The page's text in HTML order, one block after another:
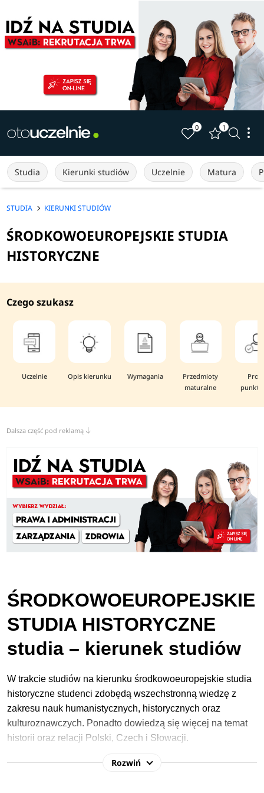
0 1
Studia Kierunki studiów Uczelnie Matura
STUDIA KIERUNKI STUDIÓW
ŚRODKOWOEUROPEJSKIE STUDIA
HISTORYCZNE
Czego szukasz
Uczelnie Opis kierunku Wymagania
Przedmioty
maturalne
Dalsza część pod reklamą
ŚRODKOWOEUROPEJSKIE
STUDIA HISTORYCZNE
studia – kierunek studiów
W trakcie studiów na kierunku środkowoeuropejskie studia
historyczne studenci zdobędą wszechstronną wiedzę z
zakresu nauk humanistycznych, historycznych oraz
kulturoznawczych. Ponadto dowiedzą się więcej na temat
historii oraz relacji Polski, Czech i Słowacji.
W procesie rekrutacji na studia 2026/2027 na
Rozwiń